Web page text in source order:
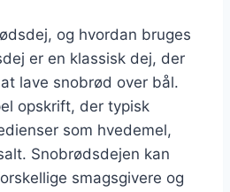
og hvordan bruges
er en klassisk dej, der
lave snobrød over bål.
opskrift, der typisk
som hvedemel,
Snobrødsdejen kan
smagsgivere og